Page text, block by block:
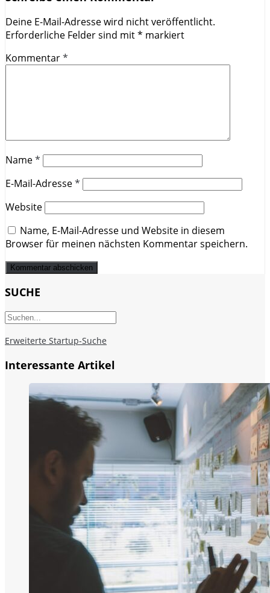
Deine E-Mail-Adresse wird nicht veröffentlicht.
Erforderliche Felder sind mit* markiert
Kommentar*
Name*
E-Mail-Adresse*
Website
Name, E-Mail-Adresse und Website in diesem
Browser für meinen nächsten Kommentar speichern.
SUCHE
Erweiterte Startup-Suche
Interessante Artikel